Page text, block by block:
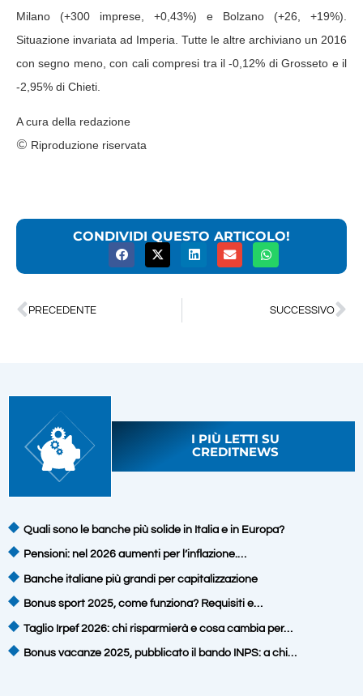
Milano (+300 imprese, +0,43%) e Bolzano (+26, +19%).
Situazione invariata ad Imperia. Tutte le altre archiviano un 2016
con segno meno, con cali compresi tra il -0,12% di Grosseto e il
-2,95% di Chieti.
A cura della redazione
© Riproduzione riservata
CONDIVIDI QUESTO ARTICOLO!
PRECEDENTE SUCCESSIVO
I PIÙ LETTI SU
CREDITNEWS
Quali sono le banche più solide in Italia e in Europa?
Pensioni: nel 2026 aumenti per l’inflazione.…
Banche italiane più grandi per capitalizzazione
Bonus sport 2025, come funziona? Requisiti e…
Taglio Irpef 2026: chi risparmierà e cosa cambia per…
Bonus vacanze 2025, pubblicato il bando INPS: a chi…